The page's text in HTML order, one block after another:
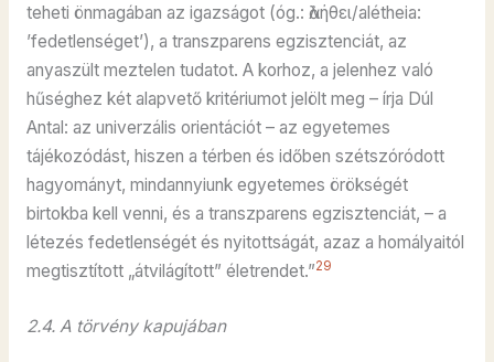
teheti önmagában az igazságot (óg.: ἀλήθει/alétheia:
’fedetlenséget’), a transzparens egzisztenciát, az
anyaszült meztelen tudatot. A korhoz, a jelenhez való
hűséghez két alapvető kritériumot jelölt meg – írja Dúl
Antal: az univerzális orientációt – az egyetemes
tájékozódást, hiszen a térben és időben szétszóródott
hagyományt, mindannyiunk egyetemes örökségét
birtokba kell venni, és a transzparens egzisztenciát, – a
létezés fedetlenségét és nyitottságát, azaz a homályaitól
megtisztított „átvilágított” életrendet.”29
2.4. A törvény kapujában